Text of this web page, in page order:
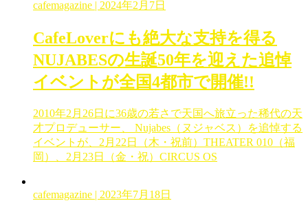
cafemagazine | 2024年2月7日
CafeLoverにも絶大な支持を得る
NUJABESの生誕50年を迎えた追悼
イベントが全国4都市で開催!!
2010年2月26日に36歳の若さで天国へ旅立った稀代の天
才プロデューサー、 Nujabes（ヌジャベス）を追悼する
イベントが、2月22日（木・祝前）THEATER 010（福
岡）、2月23日（金・祝）CIRCUS OS
cafemagazine | 2023年7月18日